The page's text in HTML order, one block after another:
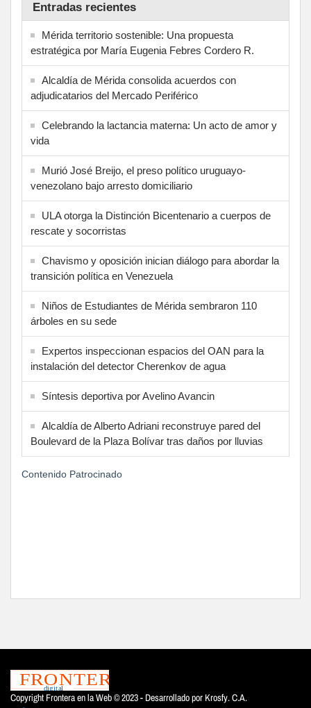
Entradas recientes
Mérida territorio sostenible: Una propuesta
estratégica por María Eugenia Febres Cordero R.
Alcaldía de Mérida consolida acuerdos con
adjudicatarios del Mercado Periférico
Celebrando la lactancia materna: Un acto de amor y
vida
Murió José Breijo, el preso político uruguayo-
venezolano bajo arresto domiciliario
ULA otorga la Distinción Bicentenario a cuerpos de
rescate y socorristas
Chavismo y oposición inician diálogo para abordar la
transición política en Venezuela
Niños de Estudiantes de Mérida sembraron 110
árboles en su sede
Expertos inspeccionan espacios del OAN para la
instalación del detector Cherenkov de agua
Síntesis deportiva por Avelino Avancin
Alcaldía de Alberto Adriani reconstruye pared del
Boulevard de la Plaza Bolívar tras daños por lluvias
Contenido Patrocinado
Copyright Frontera en la Web © 2023 - Desarrollado por Krosfy. C.A.